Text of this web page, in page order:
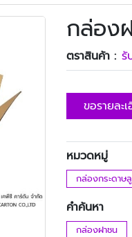
กล่อง
ตราสินค้า : รั
ขอรายละ
หมวดหมู่
กล่องกระดาษ
คำค้นหา
กล่องฝาชน